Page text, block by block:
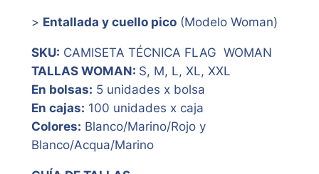
> Entallada y cuello pico(Modelo Woman)
SKU: CAMISETA TÉCNICA FLAG WOMAN
TALLAS WOMAN: S, M, L, XL, XXL
En bolsas: 5 unidades x bolsa
En cajas: 100 unidades x caja
Colores: Blanco/Marino/Rojo y
Blanco/Acqua/Marino